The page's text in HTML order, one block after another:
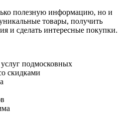
полезную информацию, но и
товары, получить
и сделать интересные покупки.
подмосковных
скидками